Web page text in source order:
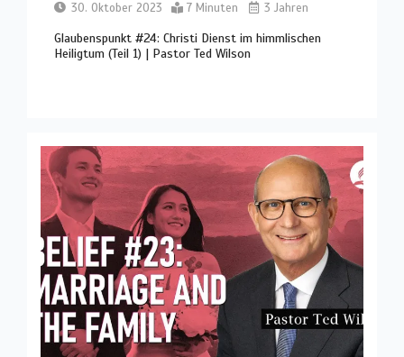
30. Oktober 2023 7 Minuten 3 Jahren
Glaubenspunkt #24: Christi Dienst im himmlischen
Heiligtum (Teil 1) | Pastor Ted Wilson